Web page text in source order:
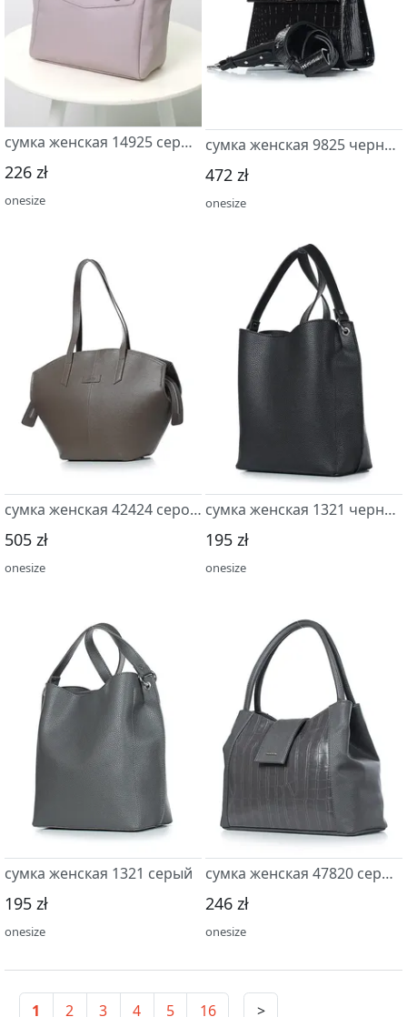
сумка женская 14925 серый св.
226 zł
onesize
сумка женская 9825 черный
472 zł
onesize
сумка женская 42424 серо-коричневый
505 zł
onesize
сумка женская 1321 черный
195 zł
onesize
сумка женская 1321 серый
195 zł
onesize
сумка женская 47820 серый т.
246 zł
onesize
1 2 3 4 5 16 >